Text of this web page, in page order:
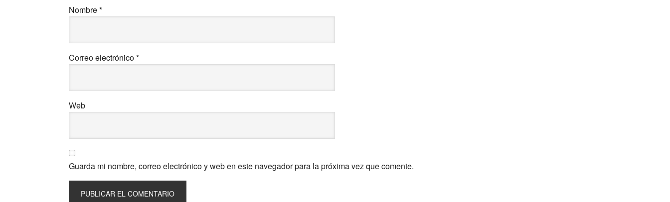
Nombre*
Correo electrónico*
Web
Guarda mi nombre, correo electrónico y web en este navegador para la próxima vez que comente.